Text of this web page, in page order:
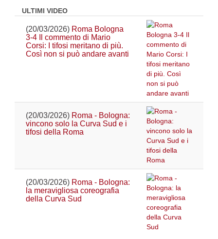
ULTIMI VIDEO
(20/03/2026) Roma Bologna
3-4 Il commento di Mario
Corsi: I tifosi meritano di più.
Così non si può andare avanti
(20/03/2026) Roma - Bologna:
vincono solo la Curva Sud e i
tifosi della Roma
(20/03/2026) Roma - Bologna:
la meravigliosa coreografia
della Curva Sud